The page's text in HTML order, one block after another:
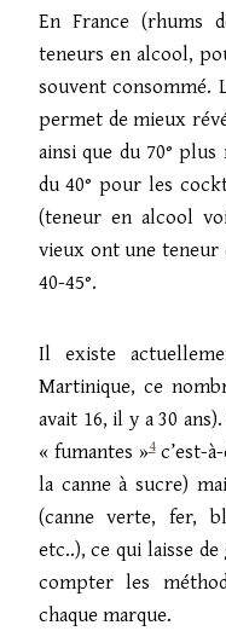
En France (rhums
teneurs en alcool,
souvent consommé.
permet de mieux
ainsi que du 70°
du 40° pour les
(teneur en alcool
vieux ont une teneur
40-45°.
Il existe
Martinique, ce
avait 16, il y a 30
« fumantes »4c’est-
la canne à sucre)
(canne verte, fer,
etc..), ce qui laisse
compter les
chaque marque.